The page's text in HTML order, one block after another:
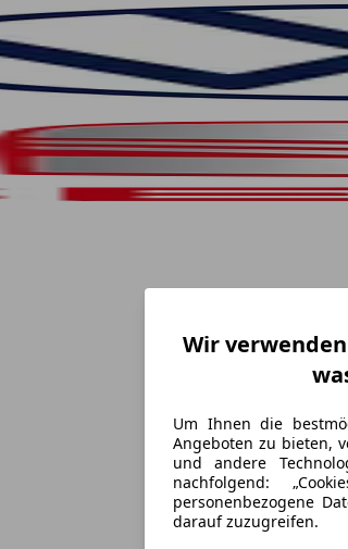
Wir
Um Ihnen die
Angeboten zu bieten,
und andere
nachfolgend:
personenbezogene
darauf zuzugreifen.